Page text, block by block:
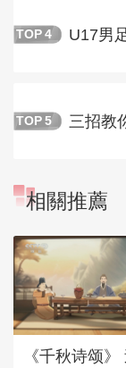
TOP 4 U17男
TOP 5 三招教
相關推薦
《千秋诗颂》